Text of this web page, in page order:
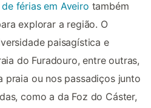
de férias em Aveiro também
explorar a região. O
paisagística e
do Furadouro, entre outras,
praia ou nos passadiços junto
como a da Foz do Cáster,